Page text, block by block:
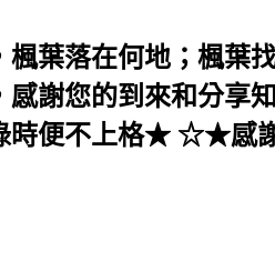
葉落在何地；楓葉
謝您的到來和分享
時便不上格★ ☆★